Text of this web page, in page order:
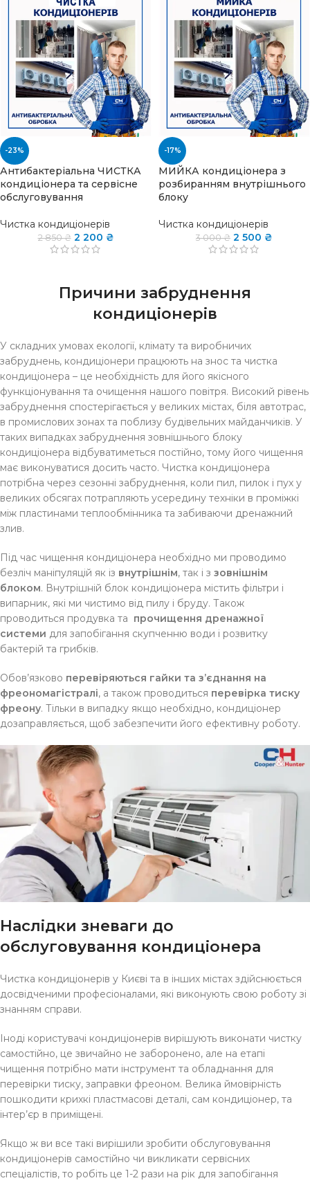
-23%
Антибактеріальна ЧИСТКА
кондиціонера та сервісне
обслуговування
Чистка кондиціонерів
2 850₴ 2 200 ₴
-17%
МИЙКА кондиціонера з
розбиранням внутрішнього
блоку
Чистка кондиціонерів
3 000₴ 2 500 ₴
Причини забруднення
кондиціонерів
У складних умовах екології, клімату та виробничих
забруднень, кондиціонери працюють на знос та чистка
кондиціонера – це необхідність для його якісного
функціонування та очищення нашого повітря. Високий рівень
забруднення спостерігається у великих містах, біля автотрас,
в промислових зонах та поблизу будівельних майданчиків. У
таких випадках забруднення зовнішнього блоку
кондиціонера відбуватиметься постійно, тому його чищення
має виконуватися досить часто. Чистка кондиціонера
потрібна через сезонні забруднення, коли пил, пилок і пух у
великих обсягах потрапляють усередину техніки в проміжкі
між пластинами теплообмінника та забиваючи дренажний
злив.
Під час чищення кондиціонера необхідно ми проводимо
безліч маніпуляцій як із внутрішнім, так і з зовнішнім
блоком. Внутрішній блок кондиціонера містить фільтри і
випарник, які ми чистимо від пилу і бруду. Також
проводиться продувка та прочищення дренажної
системи для запобігання скупченню води і розвитку
бактерій та грибків.
Обов’язково перевіряються гайки та з’єднання на
фреономагістралі, а також проводиться перевірка тиску
фреону. Тільки в випадку якщо необхідно, кондиціонер
дозаправляється, щоб забезпечити його ефективну роботу.
Наслідки зневаги до
обслуговування кондиціонера
Чистка кондиціонерів у Києві та в інших містах здійснюється
досвідченими професіоналами, які виконують свою роботу зі
знанням справи.
Іноді користувачі кондиціонерів вирішують виконати чистку
самостійно, це звичайно не заборонено, але на етапі
чищення потрібно мати інструмент та обладнання для
перевірки тиску, заправки фреоном. Велика ймовірність
пошкодити крихкі пластмасові деталі, сам кондиціонер, та
інтер’єр в приміщені.
Якщо ж ви все такі вирішили зробити обслуговування
кондиціонерів самостійно чи викликати сервісних
спеціалістів, то робіть це 1-2 рази на рік для запобігання